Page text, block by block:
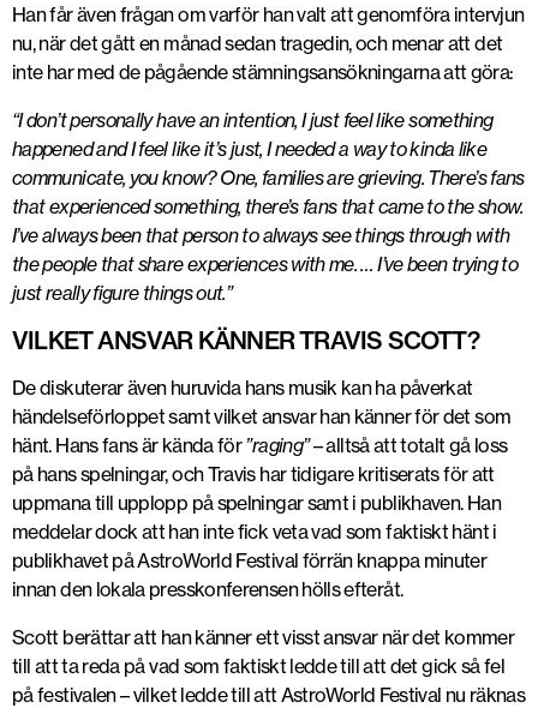
Han får även frågan om varför han valt att genomföra intervjun
nu, när det gått en månad sedan tragedin, och menar att det
inte har med de pågående stämningsansökningarna att göra:
“I don’t personally have an intention, I just feel like something
happened and I feel like it’s just, I needed a way to kinda like
communicate, you know? One, families are grieving. There’s fans
that experienced something, there’s fans that came to the show.
I’ve always been that person to always see things through with
the people that share experiences with me. … I’ve been trying to
just really figure things out.”
VILKET ANSVAR KÄNNER TRAVIS SCOTT?
De diskuterar även huruvida hans musik kan ha påverkat
händelseförloppet samt vilket ansvar han känner för det som
hänt. Hans fans är kända för”raging”– alltså att totalt gå loss
på hans spelningar, och Travis har tidigare kritiserats för att
uppmana till upplopp på spelningar samt i publikhaven. Han
meddelar dock att han inte fick veta vad som faktiskt hänt i
publikhavet på AstroWorld Festival förrän knappa minuter
innan den lokala presskonferensen hölls efteråt.
Scott berättar att han känner ett visst ansvar när det kommer
till att ta reda på vad som faktiskt ledde till att det gick så fel
på festivalen – vilket ledde till att AstroWorld Festival nu räknas